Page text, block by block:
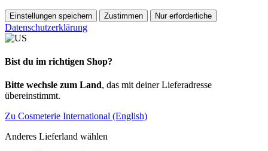
Einstellungen speichern Zustimmen Nur erforderliche
Datenschutzerklärung
Bist du im richtigen Shop?
Bitte wechsle zum Land, das mit deiner Lieferadresse
übereinstimmt.
Zu Cosmeterie International (English)
Anderes Lieferland wählen